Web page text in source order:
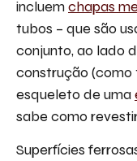
incluemchapas
tubos – que são
conjunto, ao lado
construção (como
esqueleto de uma
sabe como
Superfícies